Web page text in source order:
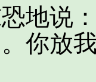
说：
。你放